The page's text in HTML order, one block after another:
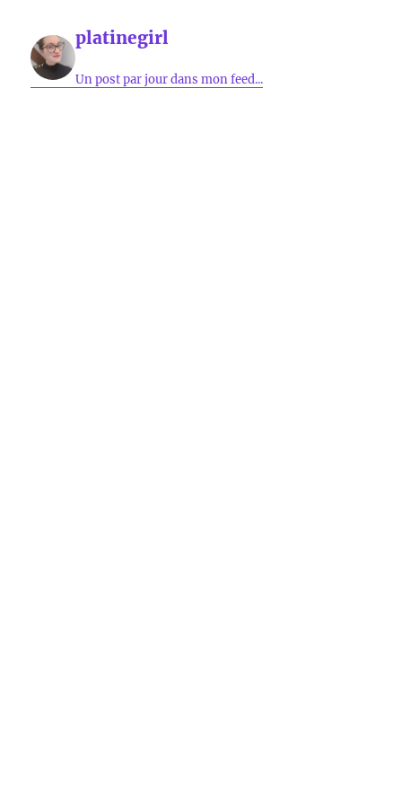
platinegirl
Un post par jour dans mon feed...